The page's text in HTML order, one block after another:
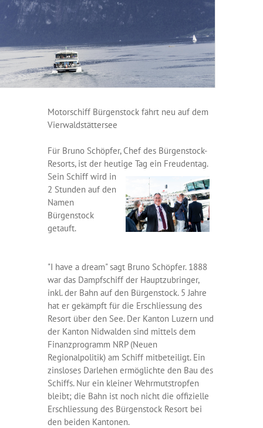
Motorschiff Bürgenstock fährt neu auf dem
Vierwaldstättersee
Für Bruno Schöpfer, Chef des Bürgenstock-
Resorts, ist der heutige Tag ein Freudentag.
Sein Schiff wird in
2 Stunden auf den
Namen
Bürgenstock
getauft.
"I have a dream" sagt Bruno Schöpfer. 1888
war das Dampfschiff der Hauptzubringer,
inkl. der Bahn auf den Bürgenstock. 5 Jahre
hat er gekämpft für die Erschliessung des
Resort über den See. Der Kanton Luzern und
der Kanton Nidwalden sind mittels dem
Finanzprogramm NRP (Neuen
Regionalpolitik) am Schiff mitbeteiligt. Ein
zinsloses Darlehen ermöglichte den Bau des
Schiffs. Nur ein kleiner Wehrmutstropfen
bleibt; die Bahn ist noch nicht die offizielle
Erschliessung des Bürgenstock Resort bei
den beiden Kantonen.